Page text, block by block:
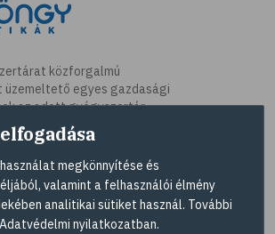
táplálkozás
közforgalmú
egyes gazdasági
az adott gyógyszertár
gyógyszertárak listáját és
Gyógyszertár kereső
megkönnyítése és
valamint a felhasználói élmény
analitikai sütiket használ. További
Adatvédelmi nyilatkozatban.